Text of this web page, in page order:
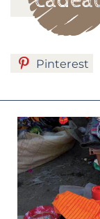
Pinterest